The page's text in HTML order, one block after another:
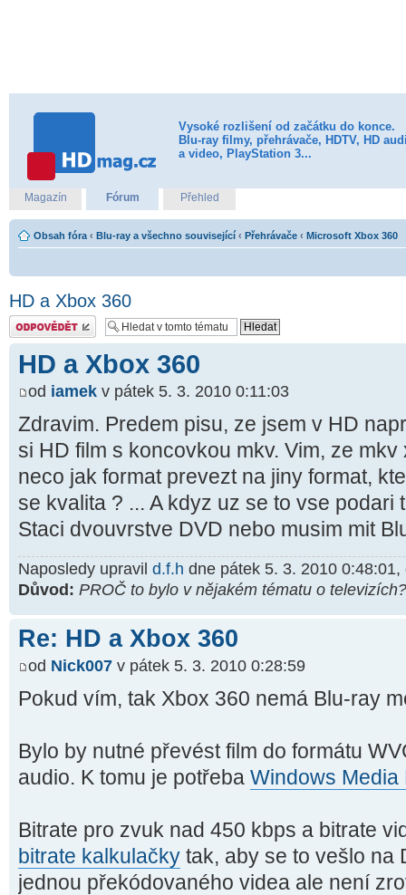
Vysoké rozlišení od začátku do konce.
Blu-ray filmy, přehrávače, HDTV, HD
a video, PlayStation 3...
Magazín Fórum Přehled
Obsah fóra ‹ Blu-ray a všechno související ‹ Přehrávače ‹ Microsoft Xbox 360
HD a Xbox 360
Odeslat odpověď
HD a Xbox 360
od iamek v pátek 5. 3. 2010 0:11:03
Zdravim. Predem pisu, ze jsem v HD
si HD film s koncovkou mkv. Vim, ze
neco jak format prevezt na jiny format,
se kvalita ? ... A kdyz uz se to vse podari
Staci dvouvrstve DVD nebo musim mit
Naposledy upravil d.f.h dne pátek 5. 3. 2010
Důvod: PROČ to bylo v nějakém tématu o televizích?
Re: HD a Xbox 360
od Nick007 v pátek 5. 3. 2010 0:28:59
Pokud vím, tak Xbox 360 nemá Blu-ray
Bylo by nutné převést film do formátu
audio. K tomu je potřeba Windows Media
Bitrate pro zvuk nad 450 kbps a bitrate
bitrate kalkulačky tak, aby se to vešlo na
jednou překódovaného videa ale není